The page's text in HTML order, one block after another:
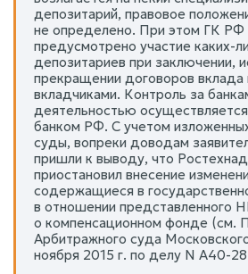
депозитарий, правовое
не определено. При этом ГК РФ
предусмотрено участие каких-
депозитариев при заключении,
прекращении договоров
вкладчиками. Контроль за
деятельностью
банком РФ. С учетом
суды, вопреки доводам
пришли к выводу, что
приостановил внесение
содержащиеся в
в отношении представленного
о компенсационном фонде (см.
Арбитражного суда
ноября 2015 г. по делу N А40-